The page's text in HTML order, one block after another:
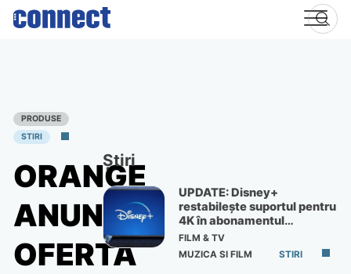
Skip
PRODUSE
STIRI
ORANGE
ANUNŢĂ
OFERTA
Știri
UPDATE: Disney+
restabilește suportul pentru
4K în abonamentul
Premium
FILM & TV
MUZICA SI FILM
STIRI